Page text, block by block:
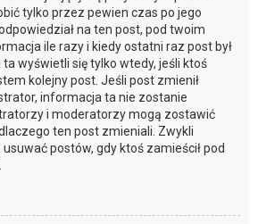
tylko przez pewien czas po jego
na ten post, pod twoim
ile razy i kiedy ostatni raz post był
wyświetli się tylko wtedy, jeśli ktoś
kolejny post. Jeśli post zmienił
informacja ta nie zostanie
i moderatorzy mogą zostawić
ten post zmieniali. Zwykli
postów, gdy ktoś zamieścił pod